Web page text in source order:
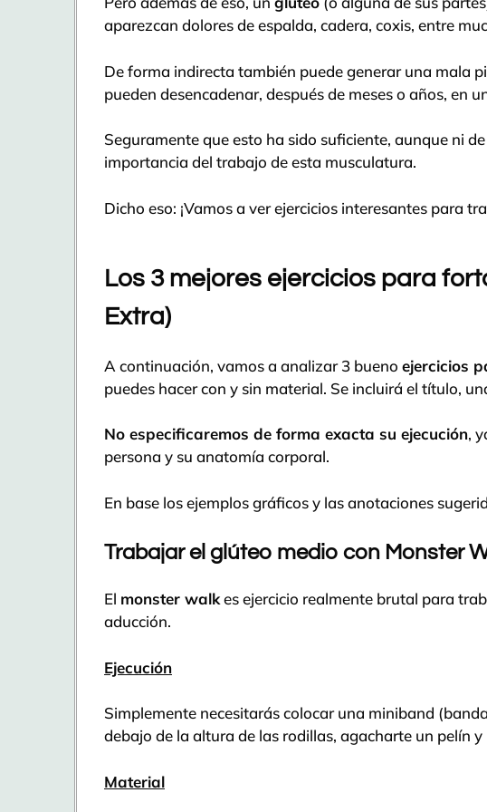
aparezcan dolores de espalda, cadera, coxis, entre
De forma indirecta también puede generar una mala
pueden desencadenar, después de meses o años, en
Seguramente que esto ha sido suficiente, aunque ni
importancia del trabajo de esta musculatura.
Dicho eso: ¡Vamos a ver ejercicios interesantes para
Los 3 mejores ejercicios para
Extra)
A continuación, vamos a analizar 3 bueno ejercicios
puedes hacer con y sin material. Se incluirá el título,
No especificaremos de forma exacta su ejecución,
persona y su anatomía corporal.
En base los ejemplos gráficos y las anotaciones
Trabajar el glúteo medio con Monster
El monster walkes ejercicio realmente brutal para
aducción.
Ejecución
Simplemente necesitarás colocar una miniband
debajo de la altura de las rodillas, agacharte un pelín y
Material